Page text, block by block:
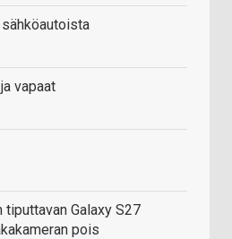
vapaat
tiputtavan Galaxy S27
pois